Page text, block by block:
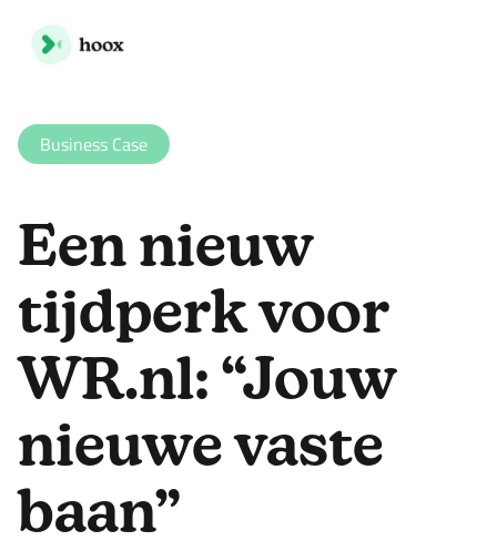
Business Case
Een nieuw
tijdperk voor
WR.nl: “Jouw
nieuwe vaste
baan”